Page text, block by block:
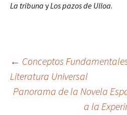
La tribuna yLos pazos de Ulloa.
de
← Conceptos
Literatura Universal
Panorama de la Novela
a la